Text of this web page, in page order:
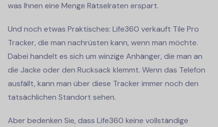
was Ihnen eine Menge Rätselraten erspart.
Und noch etwas Praktisches: Life360 verkauft Tile Pro
Tracker, die man nachrüsten kann, wenn man möchte.
Dabei handelt es sich um winzige Anhänger, die man an
die Jacke oder den Rucksack klemmt. Wenn das Telefon
ausfällt, kann man über diese Tracker immer noch den
tatsächlichen Standort sehen.
Aber bedenken Sie, dass Life360 keine vollständige